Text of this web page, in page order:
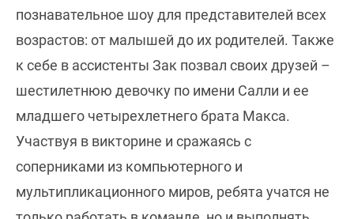
познавательное шоу для представителей всех
возрастов: от малышей до их родителей. Также
к себе в ассистенты Зак позвал своих друзей –
шестилетнюю девочку по имени Салли и ее
младшего четырехлетнего брата Макса.
Участвуя в викторине и сражаясь с
соперниками из компьютерного и
мультипликационного миров, ребята учатся не